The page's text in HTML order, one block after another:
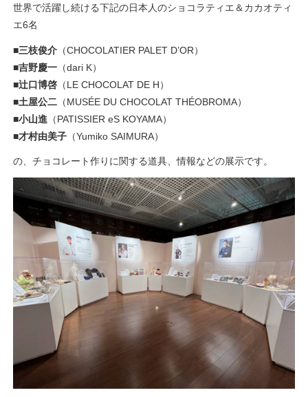
世界で活躍し続ける下記の日本人のショコラティエ＆カカオティ
エ6名
■三枝俊介 （CHOCOLATIER PALET D’OR）
■吉野慶一 （dari K）
■辻口博啓 （LE CHOCOLAT DE H）
■土屋公二 （MUSÉE DU CHOCOLAT THÉOBROMA）
■小山進 （PATISSIER eS KOYAMA）
■才村由美子 （Yumiko SAIMURA）
の、チョコレート作りに関する道具、情報などの展示です。